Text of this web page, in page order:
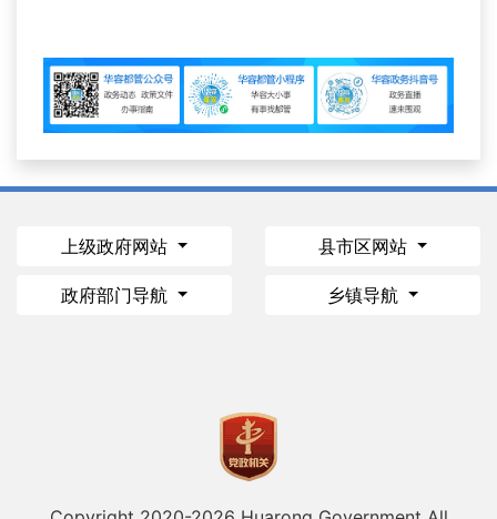
上级政府网站 县市区网站
政府部门导航 乡镇导航